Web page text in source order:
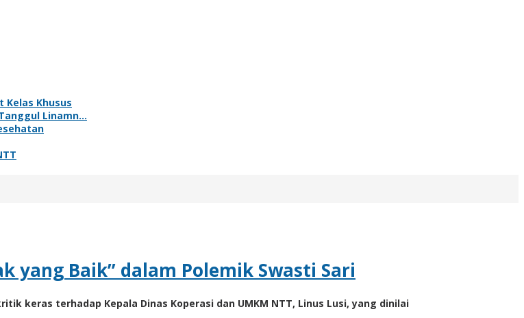
Kelas Khusus
Linamn…
yang Baik” dalam Polemik Swasti Sari
keras terhadap Kepala Dinas Koperasi dan UMKM NTT, Linus Lusi, yang dinilai